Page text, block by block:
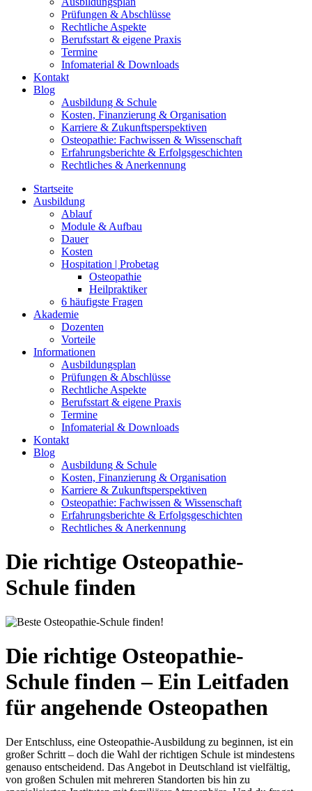
Prüfungen & Abschlüsse
Rechtliche Aspekte
Berufsstart & eigene Praxis
Termine
Infomaterial & Downloads
Kontakt
Blog
Ausbildung & Schule
Kosten, Finanzierung & Organisation
Karriere & Zukunftsperspektiven
Osteopathie: Fachwissen & Wissenschaft
Erfahrungsberichte & Erfolgsgeschichten
Rechtliches & Anerkennung
Startseite
Ausbildung
Ablauf
Module & Aufbau
Dauer
Kosten
Hospitation | Probetag
Osteopathie
Heilpraktiker
6 häufigste Fragen
Akademie
Dozenten
Vorteile
Informationen
Ausbildungsplan
Prüfungen & Abschlüsse
Rechtliche Aspekte
Berufsstart & eigene Praxis
Termine
Infomaterial & Downloads
Kontakt
Blog
Ausbildung & Schule
Kosten, Finanzierung & Organisation
Karriere & Zukunftsperspektiven
Osteopathie: Fachwissen & Wissenschaft
Erfahrungsberichte & Erfolgsgeschichten
Rechtliches & Anerkennung
Die richtige Osteopathie-
Schule finden
Die richtige Osteopathie-
Schule finden – Ein Leitfaden
für angehende Osteopathen
Der Entschluss, eine Osteopathie-Ausbildung zu beginnen, ist ein
großer Schritt – doch die Wahl der richtigen Schule ist mindestens
genauso entscheidend. Das Angebot in Deutschland ist vielfältig,
von großen Schulen mit mehreren Standorten bis hin zu